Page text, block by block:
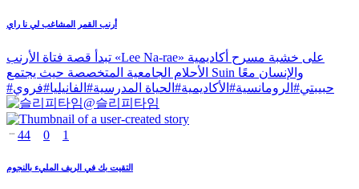
أرنب القمر المشاغب لي نا راي
تبدأ قصة فتاة الأرنب «Lee Na-rae» على خشبة مسرح أكاديمية
الأحلام الجامعية المتخصصة حيث يجتمع Suin والإنسان معًا
#
حبيبتي# الرومانسية# الأكاديمية# الحياة المدرسية# الفانيليا#فروي
@슬리피타임
44 0 1
التقيت بك في الريف المليء بالنجوم